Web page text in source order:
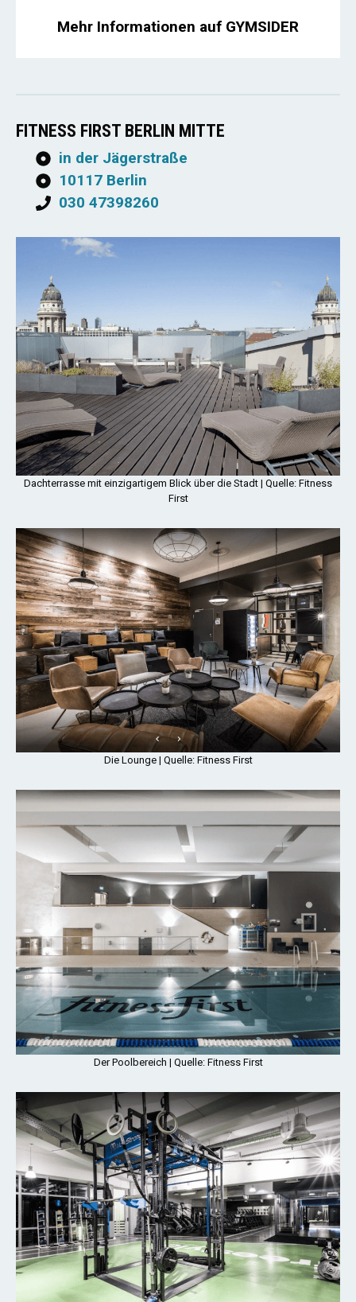
Mehr Informationen auf GYMSIDER
FITNESS FIRST BERLIN MITTE
in der Jägerstraße
10117 Berlin
030 47398260
Dachterrasse mit einzigartigem Blick über die Stadt | Quelle: Fitness
First
Die Lounge | Quelle: Fitness First
Der Poolbereich | Quelle: Fitness First